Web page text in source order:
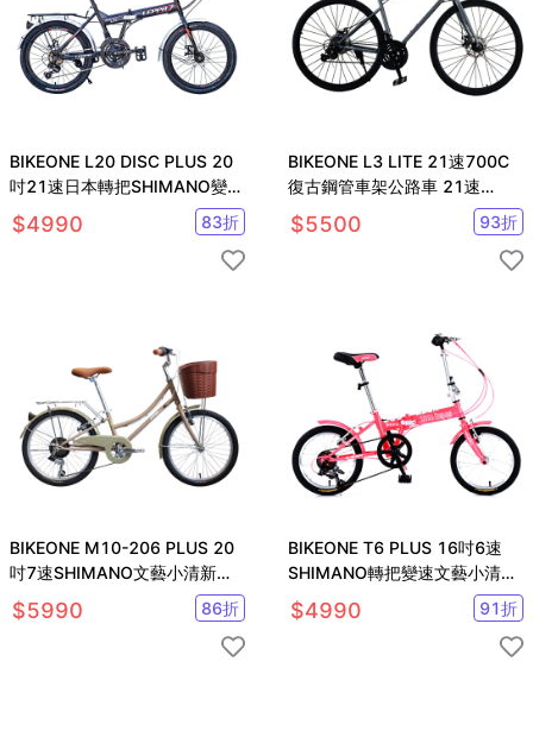
BIKEONE L20 DISC PLUS 20
吋21速日本轉把SHIMANO變速
系統碟煞摺疊車
$4990 83折
BIKEONE L3 LITE 21速700C
復古鋼管車架公路車 21速
SHIMANO 雙煞車設計
$5500 93折
BIKEONE M10-206 PLUS 20
吋7速SHIMANO文藝小清新淑
女車(貨架置物籃版)
$5990 86折
BIKEONE T6 PLUS 16吋6速
SHIMANO轉把變速文藝小清新
16吋摺疊車小折兒童自行車
$4990 91折